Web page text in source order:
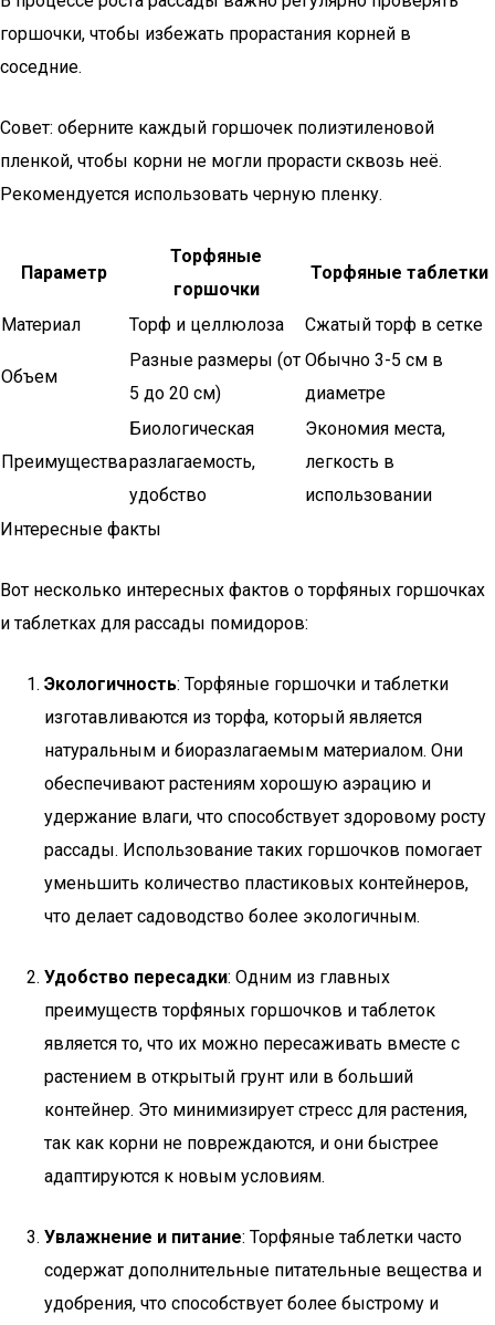
горшочки, чтобы избежать прорастания корней в
соседние.
Совет: оберните каждый горшочек полиэтиленовой
пленкой, чтобы корни не могли прорасти сквозь неё.
Рекомендуется использовать черную пленку.
Параметр
Торфяные
горшочки
Торфяные таблетки
Материал Торф и целлюлоза Сжатый торф в сетке
Объем
Разные размеры (от
5 до 20 см)
Обычно 3-5 см в
диаметре
Преимущества
Биологическая
разлагаемость,
удобство
Экономия места,
легкость в
использовании
Интересные факты
Вот несколько интересных фактов о торфяных горшочках
и таблетках для рассады помидоров:
Экологичность: Торфяные горшочки и таблетки
изготавливаются из торфа, который является
натуральным и биоразлагаемым материалом. Они
обеспечивают растениям хорошую аэрацию и
удержание влаги, что способствует здоровому росту
рассады. Использование таких горшочков помогает
уменьшить количество пластиковых контейнеров,
что делает садоводство более экологичным.
Удобство пересадки: Одним из главных
преимуществ торфяных горшочков и таблеток
является то, что их можно пересаживать вместе с
растением в открытый грунт или в больший
контейнер. Это минимизирует стресс для растения,
так как корни не повреждаются, и они быстрее
адаптируются к новым условиям.
Увлажнение и питание: Торфяные таблетки часто
содержат дополнительные питательные вещества и
удобрения, что способствует более быстрому и